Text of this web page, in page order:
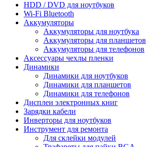
HDD / DVD для ноутбуков
Wi-Fi Bluetooth
Аккумуляторы
Аккумуляторы для ноутбука
Аккумуляторы для планшетов
Аккумуляторы для телефонов
Аксессуары чехлы пленки
Динамики
Динамики для ноутбуков
Динамики для планшетов
Динамики для телефонов
Дисплеи электронных книг
Зарядки кабели
Инверторы для ноутбуков
Инструмент для ремонта
Для склейки модулей